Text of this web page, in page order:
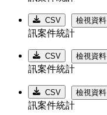
CSV 檢視資料
訊案件統計
CSV 檢視資料
訊案件統計
CSV 檢視資料
訊案件統計